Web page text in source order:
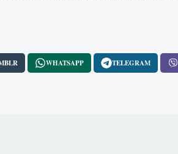
WHATSAPP TELEGRAM